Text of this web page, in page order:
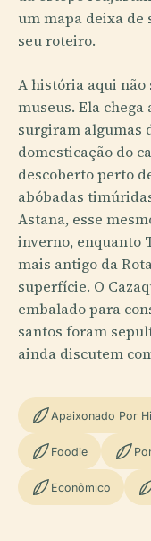
um mapa deixa de
seu roteiro.
A história aqui não
museus. Ela
surgiram algumas
domesticação do
descoberto perto
abóbadas
Astana, esse
inverno, enquanto
mais antigo da
superfície. O
embalado para
santos foram
ainda discutem
Apaixonado Por
Foodie
Econômico